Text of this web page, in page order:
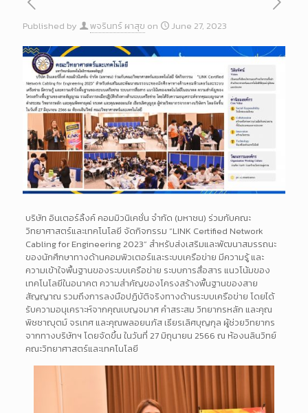
Published by พจรินทร์ ผาสุข on June 27, 2023
บริษัท อินเตอร์ลิ้งค์ คอมมิวนิเคชั่น จำกัด (มหาชน) ร่วมกับคณะ
วิทยาศาสตร์และเทคโนโลยี จัดกิจกรรม “LINK Certified Network
Cabling for Engineering 2023” สำหรับส่งเสริมและพัฒนาสมรรถนะ
ของนักศึกษาทางด้านคอมพิวเตอร์และระบบเครือข่าย มีความรู้ และ
ความเข้าใจพื้นฐานของระบบเครือข่าย ระบบการสื่อสาร แนวโน้มของ
เทคโนโลยีในอนาคต ความสำคัญของโครงสร้างพื้นฐานของสาย
สัญญาณ รวมถึงการลงมือปฏิบัติจริงทางด้านระบบเครือข่าย โดยได้
รับความอนุเคราะห์จากคุณเบญจมาศ คำสระสม วิทยากรหลัก และคุณ
พิชชาญุตม์ จรเทศ และคุณพลอยนภัส เธียรเลิศบุญกุล ผู้ช่วยวิทยากร
จากทางบริษัทฯ โดยจัดขึ้น ในวันที่ 27 มิถุนายน 2566 ณ ห้องนลินวิทย์
คณะวิทยาศาสตร์และเทคโนโลยี